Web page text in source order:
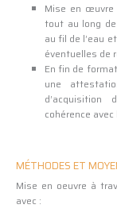
Mise en œuvre
tout au long
au fil de l’eau
éventuelles de
En fin de
une
cohérence
MÉTHODES ET
Mise en oeuvre à
avec :